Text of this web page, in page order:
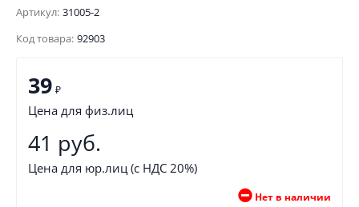
Артикул: 31005-2
Код товара: 92903
39 ₽
Цена для физ.лиц
41 руб.
Цена для юр.лиц (с НДС 20%)
Нет в наличии